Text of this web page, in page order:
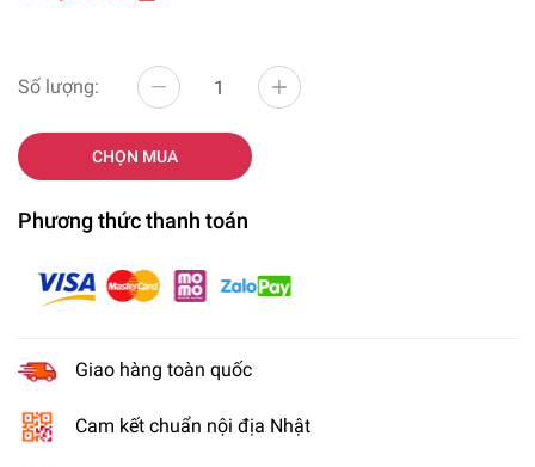
Số lượng:
CHỌN MUA
Phương thức thanh toán
Giao hàng toàn quốc
Cam kết chuẩn nội địa Nhật